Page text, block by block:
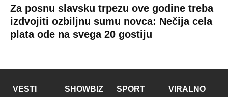
Za posnu slavsku trpezu ove godine treba
izdvojiti ozbiljnu sumu novca: Nečija cela
plata ode na svega 20 gostiju
VESTI SHOWBIZ SPORT VIRALNO